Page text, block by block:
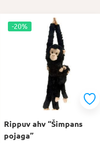
-20%
Rippuv ahv “Šimpans
pojaga”